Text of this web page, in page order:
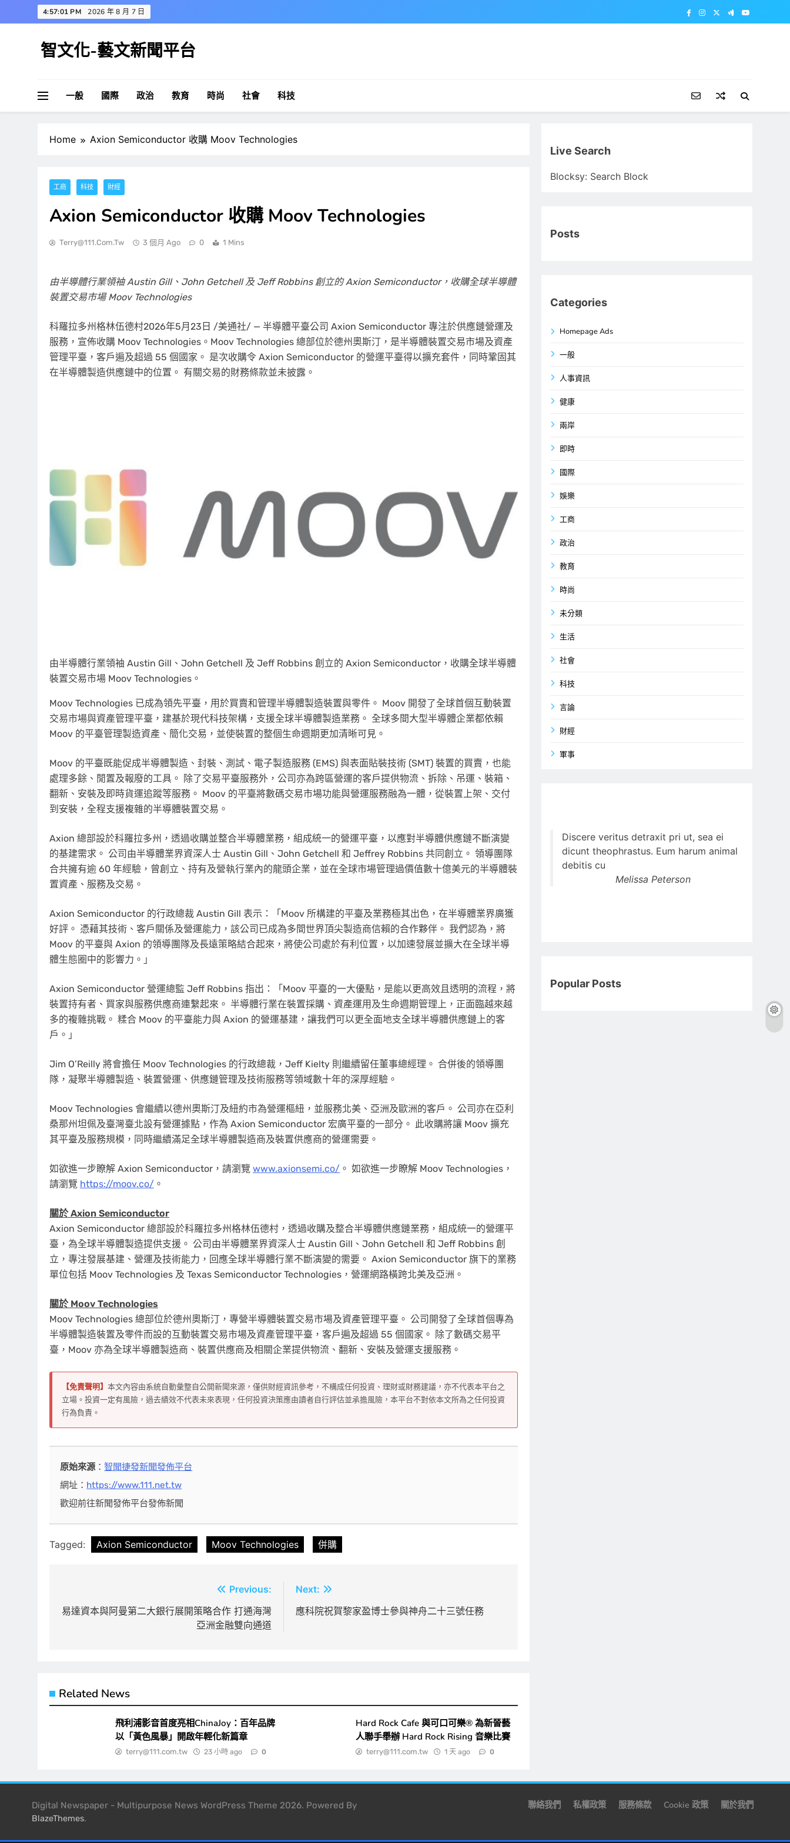
to
4:57:01 PM 2026 年 8 月 7 日
智文化-藝文新聞平台
一般 國際 政治 教育 時尚 社會 科技
Home Axion Semiconductor 收購 Moov Technologies
工商 科技 財經
Axion Semiconductor 收購 Moov Technologies
Terry@111.com.tw 3 個月 Ago 0 1 Mins
由半導體行業領袖 Austin Gill、John Getchell 及 Jeff Robbins 創立的 Axion Semiconductor，收購全球半導體
裝置交易市場 Moov Technologies
科羅拉多州格林伍德村2026年5月23日 /美通社/ — 半導體平臺公司 Axion Semiconductor 專注於供應鏈營運及
服務，宣佈收購 Moov Technologies。Moov Technologies 總部位於德州奧斯汀，是半導體裝置交易市場及資產
管理平臺，客戶遍及超過 55 個國家。 是次收購令 Axion Semiconductor 的營運平臺得以擴充套件，同時鞏固其
在半導體製造供應鏈中的位置。 有關交易的財務條款並未披露。
由半導體行業領袖 Austin Gill、John Getchell 及 Jeff Robbins 創立的 Axion Semiconductor，收購全球半導體
裝置交易市場 Moov Technologies。
Moov Technologies 已成為領先平臺，用於買賣和管理半導體製造裝置與零件。 Moov 開發了全球首個互動裝置
交易市場與資產管理平臺，建基於現代科技架構，支援全球半導體製造業務。 全球多間大型半導體企業都依賴
Moov 的平臺管理製造資產、簡化交易，並使裝置的整個生命週期更加清晰可見。
Moov 的平臺既能促成半導體製造、封裝、測試、電子製造服務 (EMS) 與表面貼裝技術 (SMT) 裝置的買賣，也能
處理多餘、閒置及報廢的工具。 除了交易平臺服務外，公司亦為跨區營運的客戶提供物流、拆除、吊運、裝箱、
翻新、安裝及即時貨運追蹤等服務。 Moov 的平臺將數碼交易市場功能與營運服務融為一體，從裝置上架、交付
到安裝，全程支援複雜的半導體裝置交易。
Axion 總部設於科羅拉多州，透過收購並整合半導體業務，組成統一的營運平臺，以應對半導體供應鏈不斷演變
的基建需求。 公司由半導體業界資深人士 Austin Gill、John Getchell 和 Jeffrey Robbins 共同創立。 領導團隊
合共擁有逾 60 年經驗，曾創立、持有及營執行業內的龍頭企業，並在全球市場管理過價值數十億美元的半導體裝
置資產、服務及交易。
Axion Semiconductor 的行政總裁 Austin Gill 表示：「Moov 所構建的平臺及業務極其出色，在半導體業界廣獲
好評。 憑藉其技術、客戶關係及營運能力，該公司已成為多間世界頂尖製造商信賴的合作夥伴。 我們認為，將
Moov 的平臺與 Axion 的領導團隊及長遠策略結合起來，將使公司處於有利位置，以加速發展並擴大在全球半導
體生態圈中的影響力。」
Axion Semiconductor 營運總監 Jeff Robbins 指出：「Moov 平臺的一大優點，是能以更高效且透明的流程，將
裝置持有者、買家與服務供應商連繫起來。 半導體行業在裝置採購、資產運用及生命週期管理上，正面臨越來越
多的複雜挑戰。 糅合 Moov 的平臺能力與 Axion 的營運基建，讓我們可以更全面地支全球半導體供應鏈上的客
戶。」
Jim O’Reilly 將會擔任 Moov Technologies 的行政總裁，Jeff Kielty 則繼續留任董事總經理。 合併後的領導團
隊，凝聚半導體製造、裝置營運、供應鏈管理及技術服務等領域數十年的深厚經驗。
Moov Technologies 會繼續以德州奧斯汀及紐約市為營運樞紐，並服務北美、亞洲及歐洲的客戶。 公司亦在亞利
桑那州坦佩及臺灣臺北設有營運據點，作為 Axion Semiconductor 宏廣平臺的一部分。 此收購將讓 Moov 擴充
其平臺及服務規模，同時繼續滿足全球半導體製造商及裝置供應商的營運需要。
如欲進一步瞭解 Axion Semiconductor，請瀏覽 www.axionsemi.co/ 。 如欲進一步瞭解 Moov Technologies，
請瀏覽 https://moov.co/ 。
關於 Axion Semiconductor
Axion Semiconductor 總部設於科羅拉多州格林伍德村，透過收購及整合半導體供應鏈業務，組成統一的營運平
臺，為全球半導體製造提供支援。 公司由半導體業界資深人士 Austin Gill、John Getchell 和 Jeff Robbins 創
立，專注發展基建、營運及技術能力，回應全球半導體行業不斷演變的需要。 Axion Semiconductor 旗下的業務
單位包括 Moov Technologies 及 Texas Semiconductor Technologies，營運網路橫跨北美及亞洲。
關於 Moov Technologies
Moov Technologies 總部位於德州奧斯汀，專營半導體裝置交易市場及資產管理平臺。 公司開發了全球首個專為
半導體製造裝置及零件而設的互動裝置交易市場及資產管理平臺，客戶遍及超過 55 個國家。 除了數碼交易平
臺，Moov 亦為全球半導體製造商、裝置供應商及相關企業提供物流、翻新、安裝及營運支援服務。
【免責聲明】 本文內容由系統自動彙整自公開新聞來源，僅供財經資訊參考，不構成任何投資、理財或財務建議，亦不代表本平台之
立場。投資一定有風險，過去績效不代表未來表現，任何投資決策應由讀者自行評估並承擔風險，本平台不對依本文所為之任何投資
行為負責。
原始來源 ：智聞捷發新聞發佈平台
網址： https://www.111.net.tw
歡迎前往新聞發佈平台發佈新聞
Tagged: Axion Semiconductor Moov Technologies 併購
章
Previous:
易達資本與阿曼第二大銀行展開策略合作 打通海灣
亞洲金融雙向通道
Next:
應科院祝賀黎家盈博士參與神舟二十三號任務
Related News
飛利浦影音首度亮相ChinaJoy：百年品牌
以「黃色風暴」開啟年輕化新篇章
terry@111.com.tw 23 小時 ago 0
Hard Rock Cafe 與可口可樂® 為新晉藝
人聯手舉辦 Hard Rock Rising 音樂比賽
terry@111.com.tw 1 天 ago 0
Live Search
Blocksy: Search Block
Posts
Categories
Homepage Ads
一般
人事資訊
健康
兩岸
即時
國際
娛樂
工商
政治
教育
時尚
未分類
生活
社會
科技
言論
財經
軍事
Discere veritus detraxit pri ut, sea ei
dicunt theophrastus. Eum harum animal
debitis cu
Melissa Peterson
Popular Posts
Digital Newspaper - Multipurpose News WordPress Theme 2026. Powered By
BlazeThemes.
聯絡我們 私權政策 服務條款 Cookie 政策 關於我們